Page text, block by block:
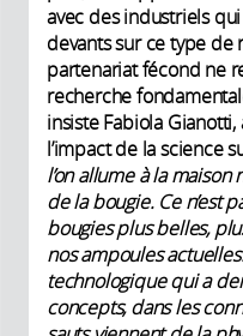
avec des industriels
devants sur ce type
partenariat fécond ne
recherche
insiste Fabiola
l’impact de la science
l’on allume à la
de la bougie. Ce n’est
bougies plus belles,
nos ampoules
technologique qui a
concepts, dans les